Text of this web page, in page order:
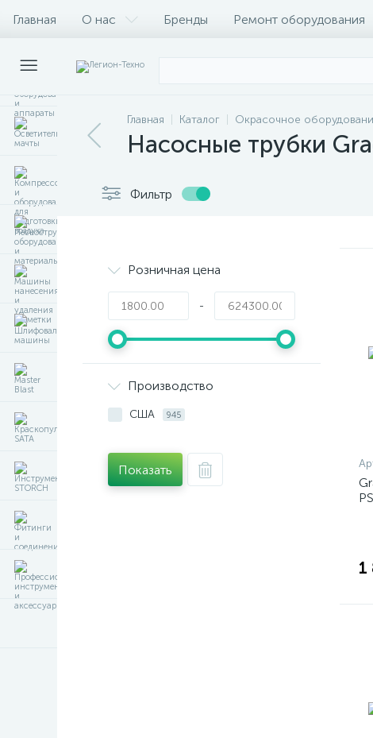
Главная О нас Бренды Ремонт оборудования
Главная Каталог Окрасочное
Насосные трубки
Фильтр
Розничная цена
-
Производство
США 945
Показать
1